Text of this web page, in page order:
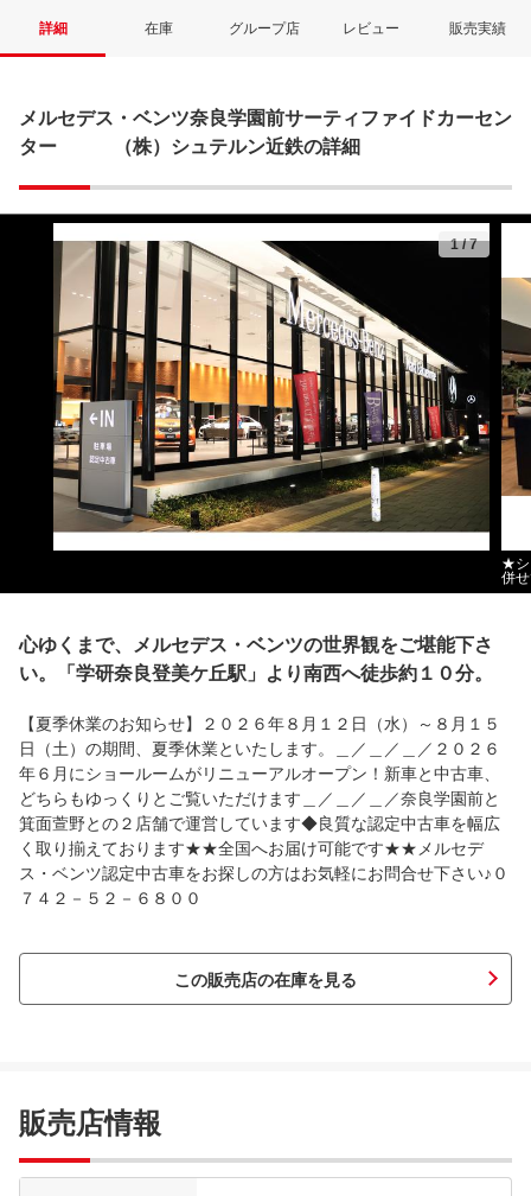
詳細 在庫 グループ店 レビュー 販売実績
メルセデス・ベンツ奈良学園前サーティファイドカーセン
ター （株）シュテルン近鉄の詳細
1/7
★シ
併
心ゆくまで、メルセデス・ベンツの世界観をご堪能下さ
い。「学研奈良登美ケ丘駅」より南西へ徒歩約１０分。
【夏季休業のお知らせ】２０２６年８月１２日（水）～８月１５
日（土）の期間、夏季休業といたします。＿／＿／＿／２０２６
年６月にショールームがリニューアルオープン！新車と中古車、
どちらもゆっくりとご覧いただけます＿／＿／＿／奈良学園前と
箕面萱野との２店舗で運営しています◆良質な認定中古車を幅広
く取り揃えております★★全国へお届け可能です★★メルセデ
ス・ベンツ認定中古車をお探しの方はお気軽にお問合せ下さい♪０
７４２－５２－６８００
この販売店の在庫を見る
販売店情報